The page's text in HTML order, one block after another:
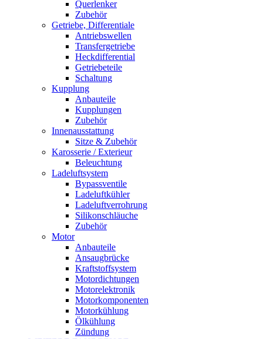
Querlenker
Zubehör
Getriebe, Differentiale
Antriebswellen
Transfergetriebe
Heckdifferential
Getriebeteile
Schaltung
Kupplung
Anbauteile
Kupplungen
Zubehör
Innenausstattung
Sitze & Zubehör
Karosserie / Exterieur
Beleuchtung
Ladeluftsystem
Bypassventile
Ladeluftkühler
Ladeluftverrohrung
Silikonschläuche
Zubehör
Motor
Anbauteile
Ansaugbrücke
Kraftstoffsystem
Motordichtungen
Motorelektronik
Motorkomponenten
Motorkühlung
Ölkühlung
Zündung